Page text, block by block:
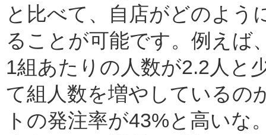
と比べて、自店がどのよう
ることが可能です。例えば
1組あたりの人数が2.2人と
て組人数を増やしているの
トの発注率が43%と高いな